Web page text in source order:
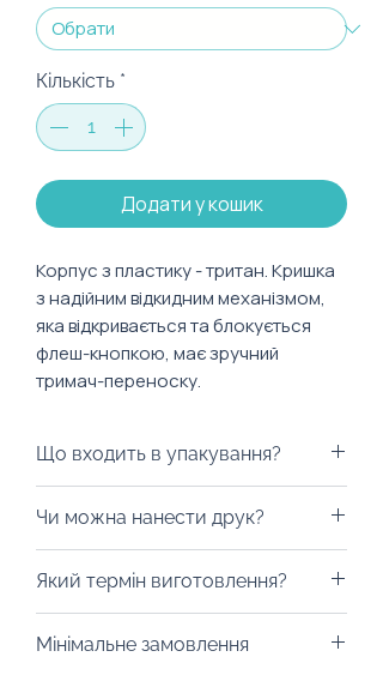
Кількість *
Додати у кошик
Корпус з пластику - тритан. Кришка
з надійним відкидним механізмом,
яка відкривається та блокується
флеш-кнопкою, має зручний
тримач-переноску.
Об'єм: 500 мл
Матеріал: Tritan Eastman
Що входить в упакування?
багато. Ми можемо припіднести
ваш подарунок у брендованому
пакуванні: екологічному пакеті,
коробці чи шопері. Брендування
робиться конкретно під вашу
Чи можна нанести друк?
логотип на обрану вами зону
шляхом нанесення УФ-друку.
Також наші MOOD-дизайнери
Який термін виготовлення?
на сайті про конкретний товар,
Мінімальне замовлення